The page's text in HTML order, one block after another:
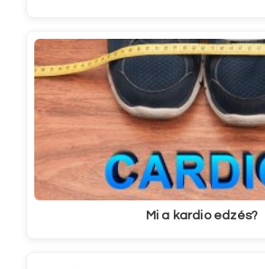
Mi a kardio edzés?